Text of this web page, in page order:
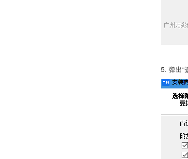
5. 弹出“